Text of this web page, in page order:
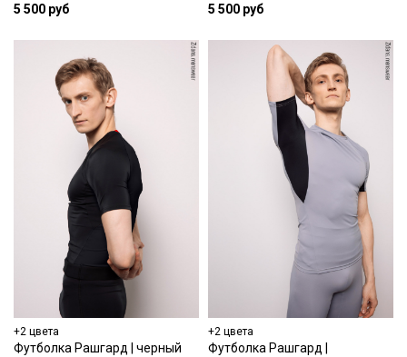
5 500 руб
5 500 руб
+2 цвета
Футболка Рашгард | черный
+2 цвета
Футболка Рашгард |